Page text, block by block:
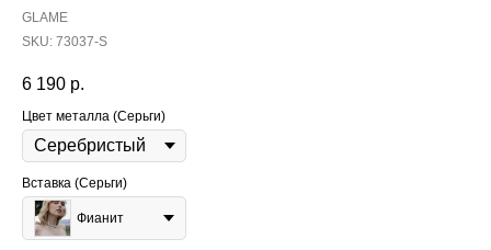
GLAME
SKU: 73037-S
6 190 р.
Цвет металла (Серьги)
Вставка (Серьги)
Фианит